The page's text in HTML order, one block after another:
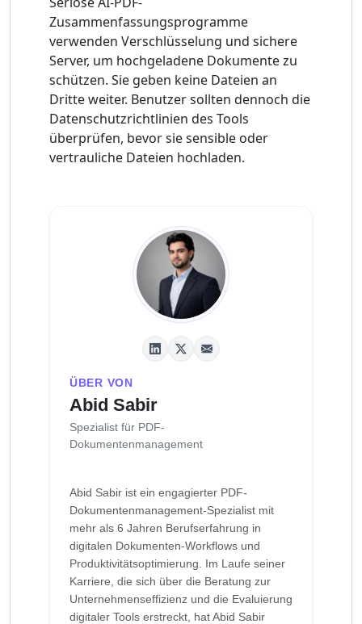
Zusammenfassungsprogramme
verwenden Verschlüsselung und sichere
Server, um hochgeladene Dokumente zu
schützen. Sie geben keine Dateien an
Dritte weiter. Benutzer sollten dennoch die
Datenschutzrichtlinien des Tools
überprüfen, bevor sie sensible oder
vertrauliche Dateien hochladen.
ÜBER VON
Abid Sabir
Spezialist für PDF-
Dokumentenmanagement
Abid Sabir ist ein engagierter PDF-
Dokumentenmanagement-Spezialist mit
mehr als 6 Jahren Berufserfahrung in
digitalen Dokumenten-Workflows und
Produktivitätsoptimierung. Im Laufe seiner
Karriere, die sich über die Beratung zur
Unternehmenseffizienz und die Evaluierung
digitaler Tools erstreckt, hat Abid Sabir